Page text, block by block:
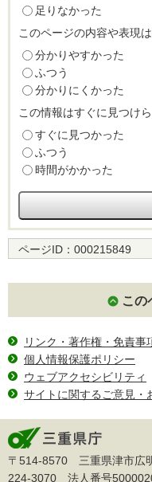
足りなかった
このページの内容や表現
分かりやすかった
ふつう
分かりにくかった
この情報はすぐに見つけ
すぐに見つかった
ふつう
時間がかかった
ページID： 000215849
この
リンク・著作権・免責事
個人情報保護ポリシー
ウェブアクセシビリティ
サイトに関するご意見・
〒514-8570 三重県津市広
224-3070 法人番号